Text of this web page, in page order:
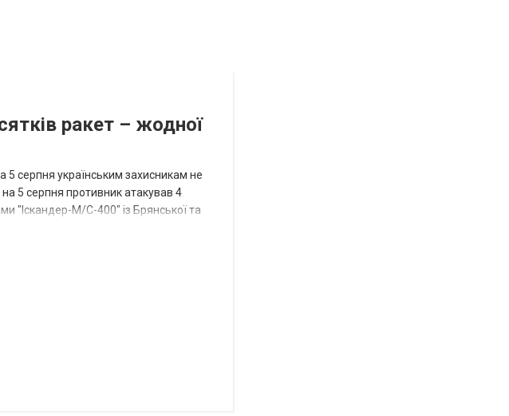
ракет – жодної
серпня українським захисникам не
на 5 серпня противник атакував 4
"Іскандер-М/С-400" із Брянської та